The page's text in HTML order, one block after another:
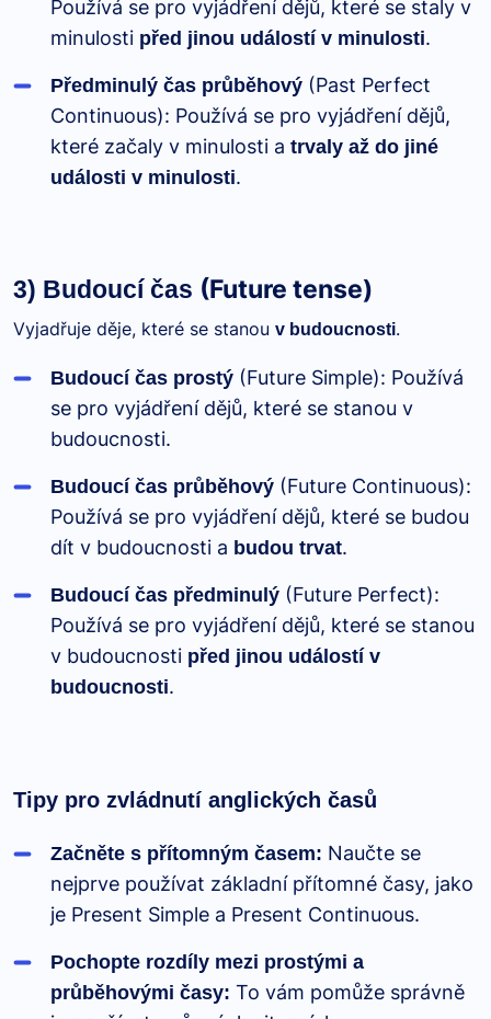
Používá se pro vyjádření dějů, které se staly v
minulosti před jinou událostí v minulosti.
Předminulý čas průběhový (Past Perfect
Continuous): Používá se pro vyjádření dějů,
které začaly v minulosti a trvaly až do jiné
události v minulosti.
3) Budoucí čas (Future tense)
Vyjadřuje děje, které se stanou v budoucnosti.
Budoucí čas prostý (Future Simple): Používá
se pro vyjádření dějů, které se stanou v
budoucnosti.
Budoucí čas průběhový (Future Continuous):
Používá se pro vyjádření dějů, které se budou
dít v budoucnosti a budou trvat.
Budoucí čas předminulý (Future Perfect):
Používá se pro vyjádření dějů, které se stanou
v budoucnosti před jinou událostí v
budoucnosti.
Tipy pro zvládnutí anglických časů
Začněte s přítomným časem: Naučte se
nejprve používat základní přítomné časy, jako
je Present Simple a Present Continuous.
Pochopte rozdíly mezi prostými a
průběhovými časy: To vám pomůže správně